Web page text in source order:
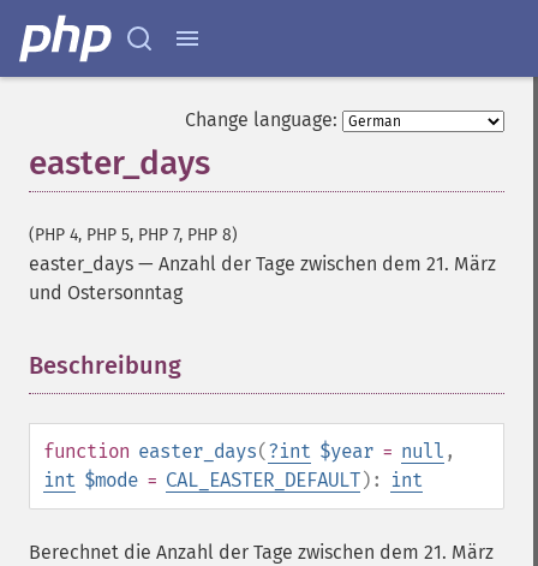
Change language:
easter_days
(PHP 4, PHP 5, PHP 7, PHP 8)
easter_days — Anzahl der Tage zwischen dem 21. März
und Ostersonntag
Beschreibung
function easter_days(?int $year = null ,
int $mode = CAL_EASTER_DEFAULT): int
Berechnet die Anzahl der Tage zwischen dem 21. März